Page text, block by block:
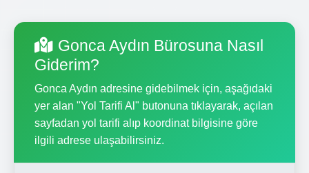
Gonca Aydın Bürosuna Nasıl
Giderim?
Gonca Aydın adresine gidebilmek için, aşağıdaki
yer alan "Yol Tarifi Al" butonuna tıklayarak, açılan
sayfadan yol tarifi alıp koordinat bilgisine göre
ilgili adrese ulaşabilirsiniz.